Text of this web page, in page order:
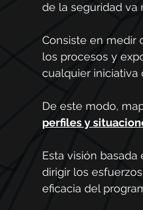
de la seguridad va
Consiste en medir
los procesos y
cualquier iniciativa
De este modo,
perfiles y
Esta visión
dirigir los
eficacia del